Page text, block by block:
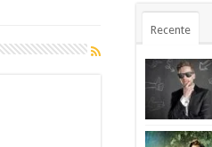
Recente